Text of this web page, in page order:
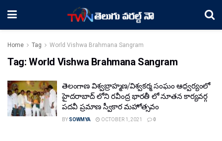
Home Tag World Vishwa Brahmana Sangram
Tag: World Vishwa Brahmana Sangram
తెలంగాణ విశ్వబ్రాహ్మణ/విశ్వకర్మ సంఘం ఆధ్వర్యంలో
హైదరాబాద్ లోని రవీంద్ర భారతీ లో నూతన కార్యవర్గ
పదవీ ప్రమాణ స్వీకార మహోత్సవం
BY SOWMYA OCTOBER 1, 2021 0